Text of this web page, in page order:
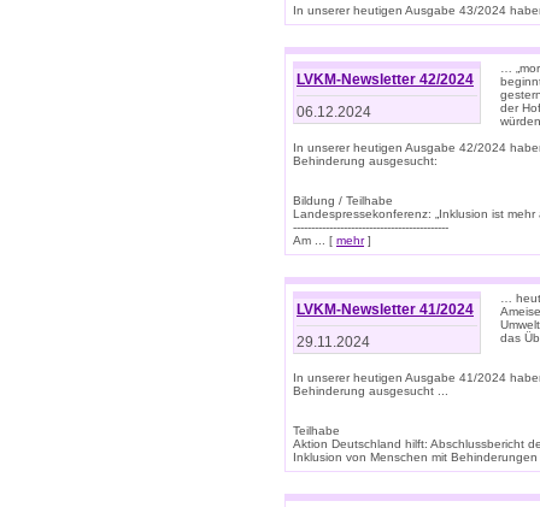
In unserer heutigen Ausgabe 43/2024
LVKM-Newsletter 42/2024
06.12.2024
…
der
In unserer heutigen Ausgabe 42/2024
Behinderung ausgesucht:
Bildung / Teilhabe
Landespressekonferenz: „Inklusion ist mehr
-------------------------------------------
Am ... [ mehr]
LVKM-Newsletter 41/2024
29.11.2024
…
das
In unserer heutigen Ausgabe 41/2024
Behinderung ausgesucht ...
Teilhabe
Aktion Deutschland hilft: Abschlussbericht
Inklusion von Menschen mit